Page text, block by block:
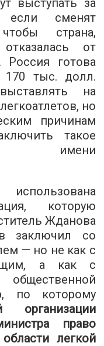
выступать за
если сменят
страна,
от
Россия готова
170 тыс. долл.
на
но
причинам
такое
имени
которую
Жданова
заключил со
— но не как с
а как с
по которому
организации
право
легкой